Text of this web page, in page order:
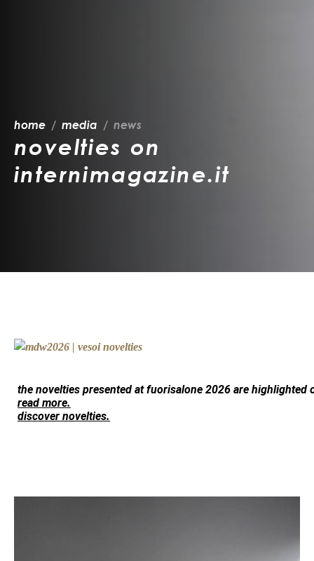
home media news
novelties on
internimagazine.it
the novelties presented at fuorisalone 2026 are highlighted
read more.
discover novelties.